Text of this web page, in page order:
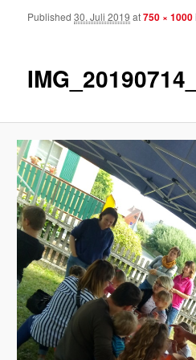
Published30. Juli 2019 at750 × 1000